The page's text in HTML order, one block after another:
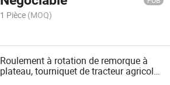
1 Pièce (MOQ)
Roulement à rotation de remorque à
plateau, tourniquet de tracteur agricole,